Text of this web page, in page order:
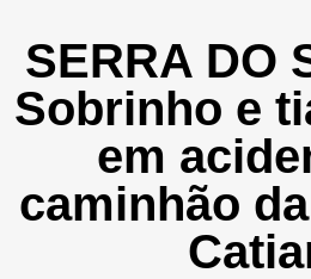
SERRA DO
Sobrinho e
em
caminhão